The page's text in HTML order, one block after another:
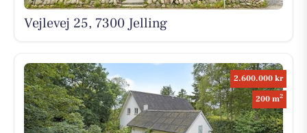
Vejlevej 25, 7300 Jelling
2.600.000 kr
200 m2